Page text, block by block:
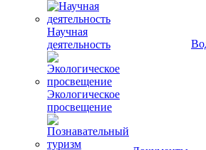
Научная
деятельность
Экологическое
просвещение